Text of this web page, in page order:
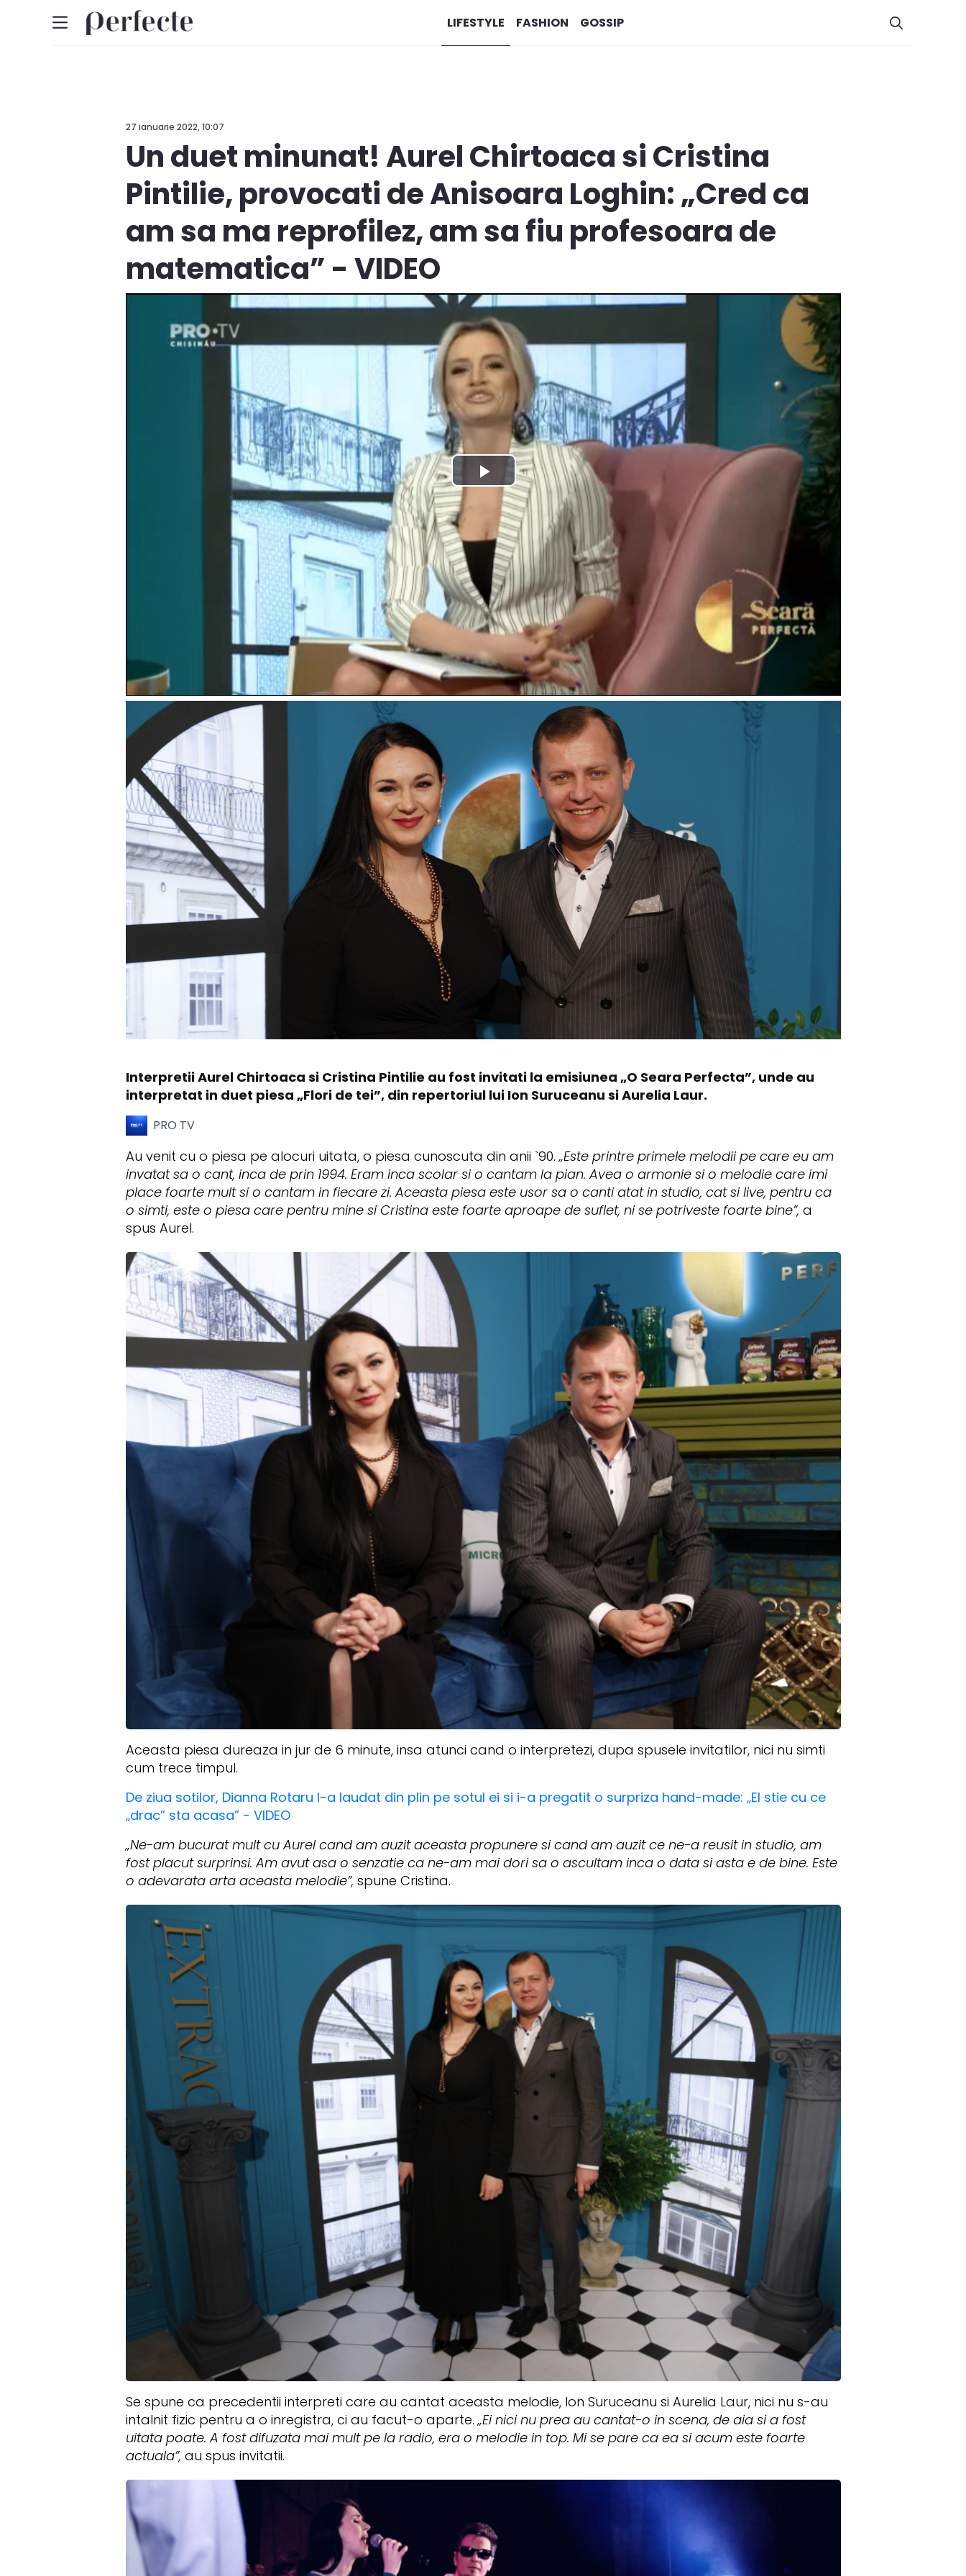
LIFESTYLE FASHION GOSSIP
27 ianuarie 2022, 10:07
Un duet minunat! Aurel Chirtoaca si Cristina
Pintilie, provocati de Anisoara Loghin: „Cred ca
am sa ma reprofilez, am sa fiu profesoara de
matematica” - VIDEO
Interpretii Aurel Chirtoaca si Cristina Pintilie au fost invitati la emisiunea „O Seara Perfecta”, unde au
interpretat in duet piesa „Flori de tei”, din repertoriul lui Ion Suruceanu si Aurelia Laur.
PRO TV
Au venit cu o piesa pe alocuri uitata, o piesa cunoscuta din anii `90.„Este printre primele melodii pe care eu am
invatat sa o cant, inca de prin 1994. Eram inca scolar si o cantam la pian. Avea o armonie si o melodie care imi
place foarte mult si o cantam in fiecare zi. Aceasta piesa este usor sa o canti atat in studio, cat si live, pentru ca
o simti, este o piesa care pentru mine si Cristina este foarte aproape de suflet, ni se potriveste foarte bine”, a
spus Aurel.
Aceasta piesa dureaza in jur de 6 minute, insa atunci cand o interpretezi, dupa spusele invitatilor, nici nu simti
cum trece timpul.
De ziua sotilor, Dianna Rotaru l-a laudat din plin pe sotul ei si i-a pregatit o surpriza hand-made: „El stie cu ce
„drac” sta acasa” - VIDEO
„Ne-am bucurat mult cu Aurel cand am auzit aceasta propunere si cand am auzit ce ne-a reusit in studio, am
fost placut surprinsi. Am avut asa o senzatie ca ne-am mai dori sa o ascultam inca o data si asta e de bine. Este
o adevarata arta aceasta melodie”, spune Cristina.
Se spune ca precedentii interpreti care au cantat aceasta melodie, Ion Suruceanu si Aurelia Laur, nici nu s-au
intalnit fizic pentru a o inregistra, ci au facut-o aparte.„Ei nici nu prea au cantat-o in scena, de aia si a fost
uitata poate. A fost difuzata mai mult pe la radio, era o melodie in top. Mi se pare ca ea si acum este foarte
actuala”, au spus invitatii.